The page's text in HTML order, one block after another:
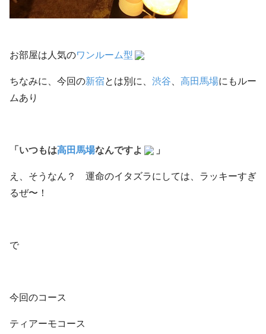
お部屋は人気のワンルーム型
ちなみに、今回の新宿とは別に、 渋谷 高田馬場にもルー
ムあり
「いつもは高田馬場なんですよ 」
え、そうなん？ 運命のイタズラにしては、ラッキーすぎ
るぜ〜！
で
今回のコース
ティアーモコース